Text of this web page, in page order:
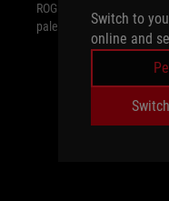
Switch to
online and
ROG keyboard with high-
palette that’s tailored for